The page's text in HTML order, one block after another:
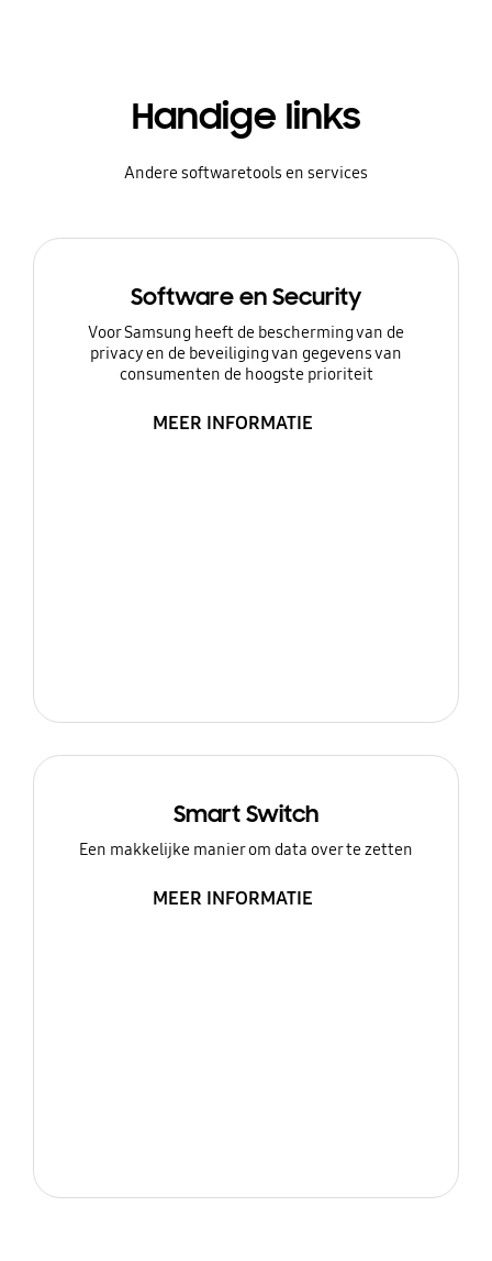
Handige links
Andere softwaretools en services
Software en Security
Voor Samsung heeft de bescherming van de
privacy en de beveiliging van gegevens van
consumenten de hoogste prioriteit
MEER INFORMATIE
Smart Switch
Een makkelijke manier om data over te zetten
MEER INFORMATIE